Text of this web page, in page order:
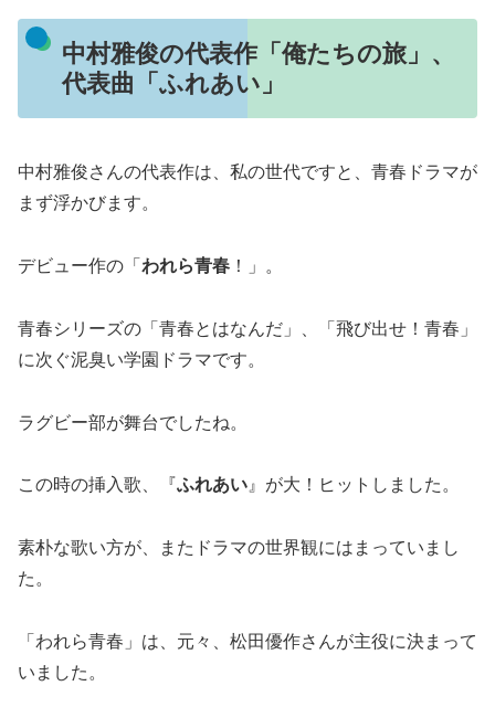
中村雅俊の代表作「俺たちの旅」、
代表曲「ふれあい」
中村雅俊さんの代表作は、私の世代ですと、青春ドラマが
まず浮かびます。
デビュー作の「 われら青春 ！」。
青春シリーズの「青春とはなんだ」、「飛び出せ！青春」
に次ぐ泥臭い学園ドラマです。
ラグビー部が舞台でしたね。
この時の挿入歌、『 ふれあい』が大！ヒットしました。
素朴な歌い方が、またドラマの世界観にはまっていまし
た。
「われら青春」は、元々、松田優作さんが主役に決まって
いました。